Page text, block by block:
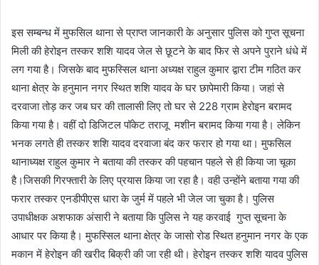
इस सम्बन्ध में मुफसिल थाना से प्राप्त जानकारी के अनुसार पुलिस को गुप्त सूचना
मिली की हेरोइन तस्कर शशि यादव जेल से छूटने के बाद फिर से अपने पुराने धंधे में
लग गया है। जिसके बाद मुफस्सिल थाना अध्यक्ष राहुल कुमार द्वारा टीम गठित कर
थाना क्षेत्र के हनुमान नगर स्थित शशि यादव के घर छापेमारी किया। जहां से
दरवाजा तोड़ कर जब घर की तालासी लिए तो घर से 228 ग्राम हेरोइन बरामद
किया गया है। वहीं दो डिजिटल पॉकेट तराजू मशीन बरामद किया गया है। लेकिन
भनक लगते ही तस्कर शशि यादव दरवाजा बंद कर फरार हो गया था। मुफसिल
थानाध्यक्ष राहुल कुमार ने बताया की तस्कर की पहचान पहले से ही किया जा चूका
है।जिसकी गिरफ्तारी के लिए प्रयास किया जा रहा है। वही उन्होंने बताया गया की
फरार तस्कर एनडीपीएस धारा के जुर्म में पहले भी जेल जा चुका है। पुलिस
उपाधीक्षक अशफाक अंसारी ने बताया कि पुलिस ने यह करवाई गुप्त सूचना के
आधार पर किया है। मुफस्सिल थाना क्षेत्र के जासो रोड स्थित हनुमान नगर के एक
मकान में हेरोइन की खरीद बिक्री की जा रही थी। हेरोइन तस्कर शशि यादव पुलिस